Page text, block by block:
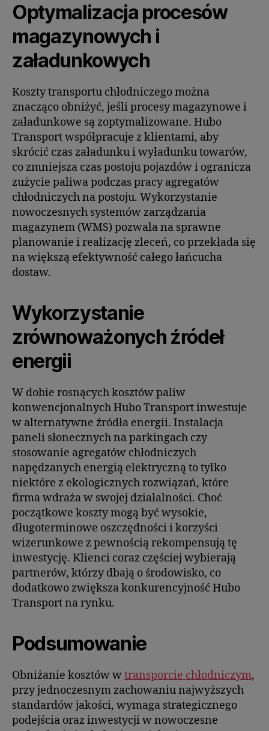
Optymalizacja procesów
magazynowych i
załadunkowych
Koszty transportu chłodniczego można
znacząco obniżyć, jeśli procesy magazynowe i
załadunkowe są zoptymalizowane. Hubo
Transport współpracuje z klientami, aby
skrócić czas załadunku i wyładunku towarów,
co zmniejsza czas postoju pojazdów i ogranicza
zużycie paliwa podczas pracy agregatów
chłodniczych na postoju. Wykorzystanie
nowoczesnych systemów zarządzania
magazynem (WMS) pozwala na sprawne
planowanie i realizację zleceń, co przekłada się
na większą efektywność całego łańcucha
dostaw.
Wykorzystanie
zrównoważonych źródeł
energii
W dobie rosnących kosztów paliw
konwencjonalnych Hubo Transport inwestuje
w alternatywne źródła energii. Instalacja
paneli słonecznych na parkingach czy
stosowanie agregatów chłodniczych
napędzanych energią elektryczną to tylko
niektóre z ekologicznych rozwiązań, które
firma wdraża w swojej działalności. Choć
początkowe koszty mogą być wysokie,
długoterminowe oszczędności i korzyści
wizerunkowe z pewnością rekompensują tę
inwestycję. Klienci coraz częściej wybierają
partnerów, którzy dbają o środowisko, co
dodatkowo zwiększa konkurencyjność Hubo
Transport na rynku.
Podsumowanie
Obniżanie kosztów wtransporcie chłodniczym,
przy jednoczesnym zachowaniu najwyższych
standardów jakości, wymaga strategicznego
podejścia oraz inwestycji w nowoczesne